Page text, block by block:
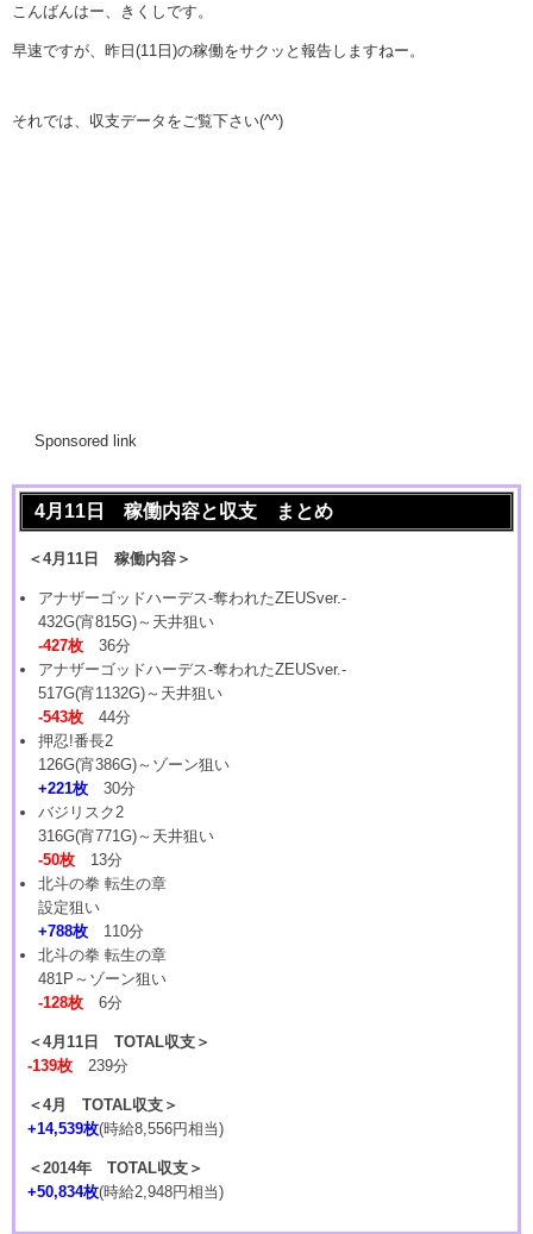
こんばんはー、きくしです。
早速ですが、昨日(11日)の稼働をサクッと報告しますねー。
それでは、収支データをご覧下さい(^^)
Sponsored link
4月11日 稼働内容と収支 まとめ
＜4月11日 稼働内容＞
アナザーゴッドハーデス-奪われたZEUSver.-
432G(宵815G)～天井狙い
-427枚 36分
アナザーゴッドハーデス-奪われたZEUSver.-
517G(宵1132G)～天井狙い
-543枚 44分
押忍!番長2
126G(宵386G)～ゾーン狙い
+221枚 30分
バジリスク2
316G(宵771G)～天井狙い
-50枚 13分
北斗の拳 転生の章
設定狙い
+788枚 110分
北斗の拳 転生の章
481P～ゾーン狙い
-128枚 6分
＜4月11日 TOTAL収支＞
-139枚 239分
＜4月 TOTAL収支＞
+14,539枚(時給8,556円相当)
＜2014年 TOTAL収支＞
+50,834枚(時給2,948円相当)